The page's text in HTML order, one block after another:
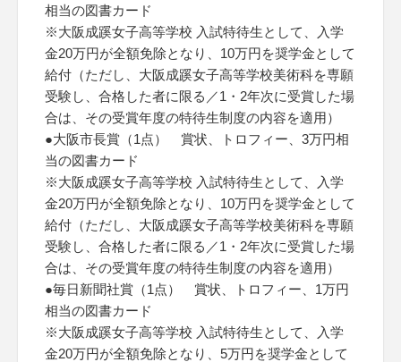
相当の図書カード
※大阪成蹊女子高等学校 入試特待生として、入学
金20万円が全額免除となり、10万円を奨学金として
給付（ただし、大阪成蹊女子高等学校美術科を専願
受験し、合格した者に限る／1・2年次に受賞した場
合は、その受賞年度の特待生制度の内容を適用）
●大阪市長賞（1点） 賞状、トロフィー、3万円相
当の図書カード
※大阪成蹊女子高等学校 入試特待生として、入学
金20万円が全額免除となり、10万円を奨学金として
給付（ただし、大阪成蹊女子高等学校美術科を専願
受験し、合格した者に限る／1・2年次に受賞した場
合は、その受賞年度の特待生制度の内容を適用）
●毎日新聞社賞（1点） 賞状、トロフィー、1万円
相当の図書カード
※大阪成蹊女子高等学校 入試特待生として、入学
金20万円が全額免除となり、5万円を奨学金として